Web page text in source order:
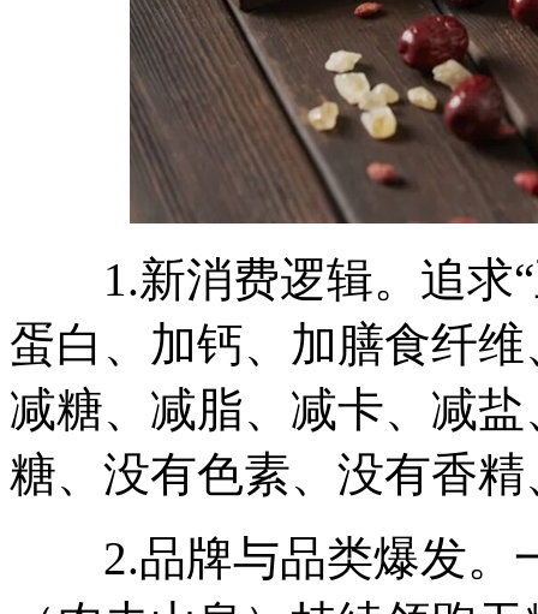
1.新消费逻辑。追求“
蛋白、加钙、加膳食纤
减糖、减脂、减卡、减
糖、没有色素、没有香
2.品牌与品类爆发。